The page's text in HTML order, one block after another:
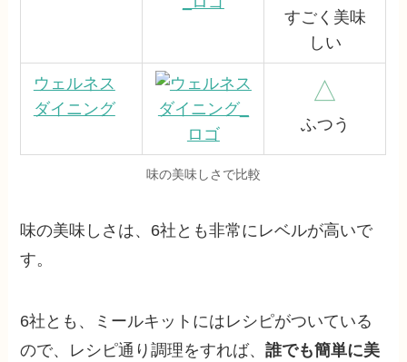
すごく美味
しい
ウェルネス
ダイニング
△
ふつう
味の美味しさで比較
味の美味しさは、6社とも非常にレベルが高いで
す。
6社とも、ミールキットにはレシピがついている
ので、レシピ通り調理をすれば、誰でも簡単に美